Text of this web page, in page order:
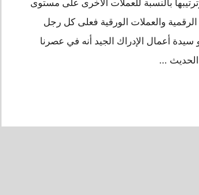
وترتيبها بالنسبة للعملات الأخرى على مستوى
الرقمية والعملات الورقية فعلى كل رجل
سيدة أعمال الإدراك الجيد أنه في عصرنا
…